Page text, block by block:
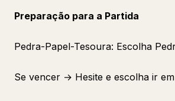
Preparação para a Partida
Pedra-Papel-Tesoura: Escolha
Se vencer → Hesite e escolha ir